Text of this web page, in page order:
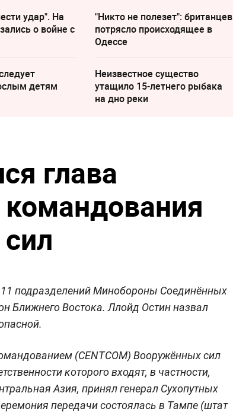
удар". На
о войне с
"Никто не полезет": британцев
потрясло происходящее в
Одессе
детям
Неизвестное существо
утащило 15-летнего рыбака
на дно реки
глава
11 подразделений Минобороны Соединённых
Ближнего Востока. Ллойд Остин назвал
(CENTCOM) Вооружённых сил
которого входят, в частности,
Азия, принял генерал Сухопутных
передачи состоялась в Тампе (штат